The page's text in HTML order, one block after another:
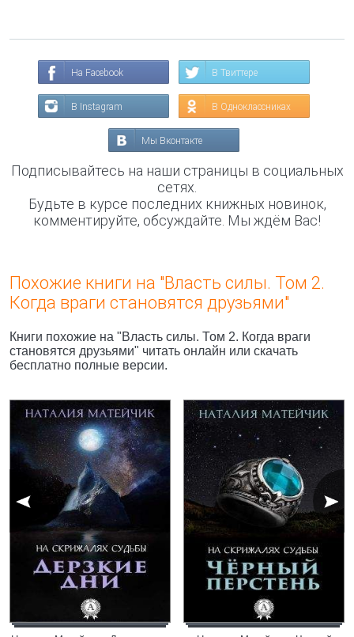
На Facebook В Твиттере
В Instagram В Одноклассниках
Мы Вконтакте
Подписывайтесь на наши страницы в социальных
сетях.
Будьте в курсе последних книжных новинок,
комментируйте, обсуждайте. Мы ждём Вас!
Похожие книги на "Власть силы. Том 2.
Когда враги становятся друзьями"
Книги похожие на "Власть силы. Том 2. Когда враги
становятся друзьями" читать онлайн или скачать
бесплатно полные версии.